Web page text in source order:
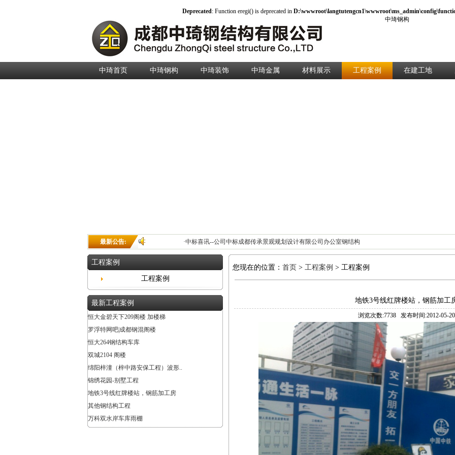
Deprecated: Function eregi() is deprecated in
中琦首页 中琦钢构 中琦装饰 中琦金属 材料展示 工程案例 在建工地
最新公告: ·中标喜讯--公司中标成都传承景观规划设计有限公司办公室钢结构
工程案例
工程案例
最新工程案例
恒大金碧天下209阁楼 加楼梯
罗浮特网吧|成都钢混阁楼
恒大264钢结构车库
双城2104 阁楼
绵阳梓潼（梓中路安保工程）波形..
锦绣花园-别墅工程
地铁3号线红牌楼站，钢筋加工房
其他钢结构工程
万科双水岸车库雨棚
您现在的位置： 首页 > 工程案例 > 工程案例
地铁3号线红牌楼站，钢筋加工
浏览次数:7738 发布时间:2012-05-20
中琦钢构